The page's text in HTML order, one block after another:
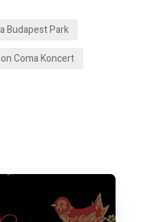
Budapest Park
Coma Koncert